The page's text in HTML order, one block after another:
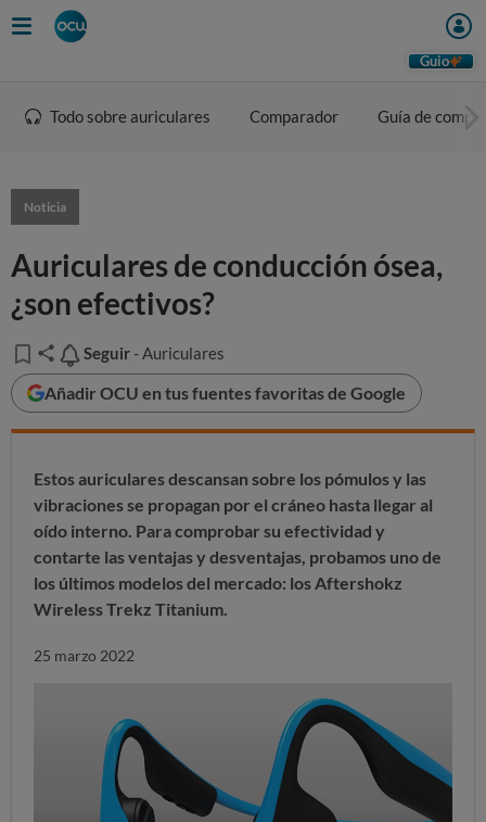
Guio
Todo sobre auriculares Comparador Guía de
Noticia
Auriculares de conducción ósea,
¿son efectivos?
Seguir
Seguir - Auriculares
Añadir OCU en tus fuentes favoritas de Google
Estos auriculares descansan sobre los pómulos y las
vibraciones se propagan por el cráneo hasta llegar al
oído interno. Para comprobar su efectividad y
contarte las ventajas y desventajas, probamos uno de
los últimos modelos del mercado: los Aftershokz
Wireless Trekz Titanium.
25 marzo 2022